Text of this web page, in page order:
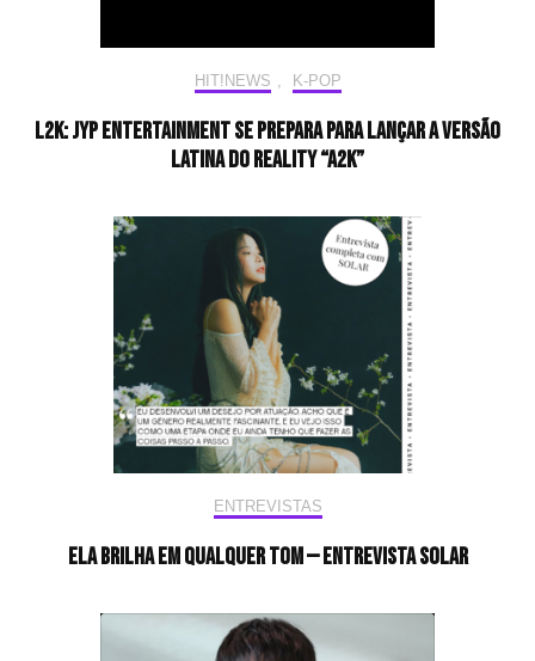
HIT!NEWS , K-POP
L2K: JYP Entertainment se prepara para lançar a versão
latina do reality “A2K”
ENTREVISTAS
Ela brilha em qualquer tom — Entrevista Solar